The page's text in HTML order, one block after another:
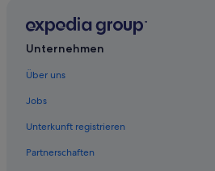
Unternehmen
Über uns
Jobs
Unterkunft registrieren
Partnerschaften